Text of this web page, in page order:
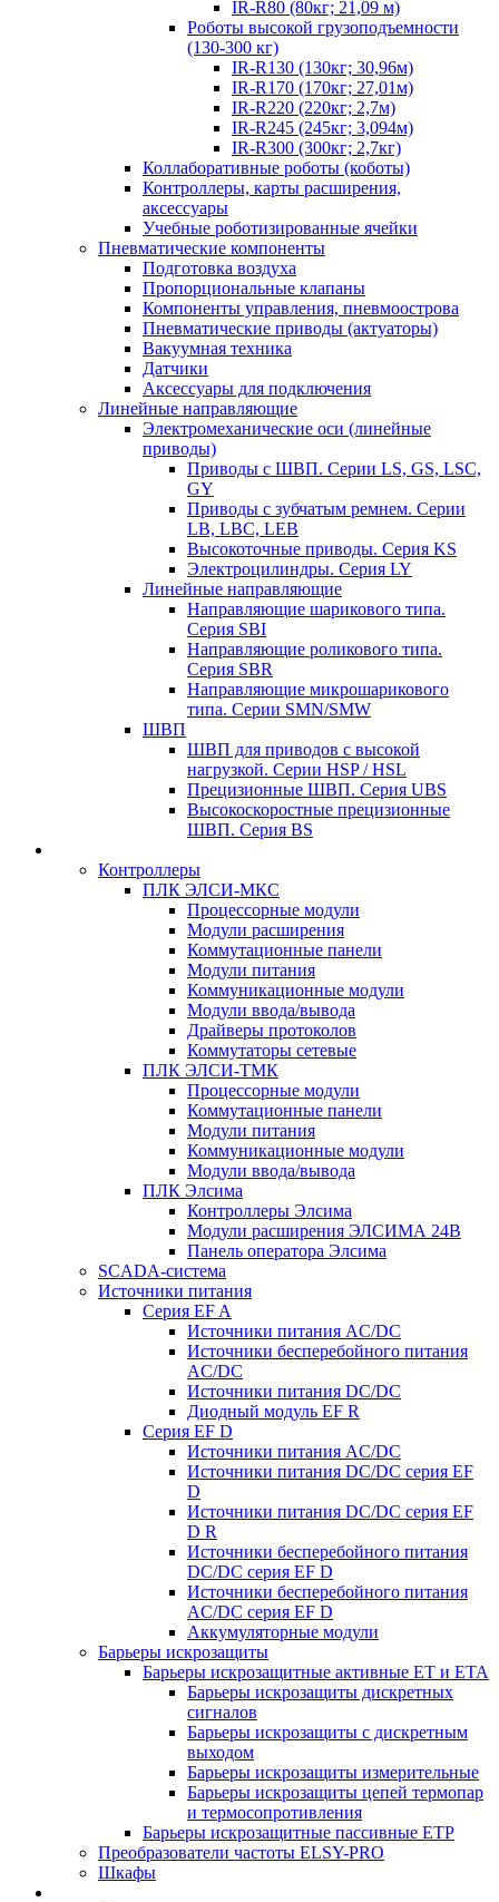
IR-R80 (80кг; 21,09 м)
Роботы высокой грузоподъемности
(130-300 кг)
IR-R130 (130кг; 30,96м)
IR-R170 (170кг; 27,01м)
IR-R220 (220кг; 2,7м)
IR-R245 (245кг; 3,094м)
IR-R300 (300кг; 2,7кг)
Коллаборативные роботы (коботы)
Контроллеры, карты расширения,
аксессуары
Учебные роботизированные ячейки
Пневматические компоненты
Подготовка воздуха
Пропорциональные клапаны
Компоненты управления, пневмоострова
Пневматические приводы (актуаторы)
Вакуумная техника
Датчики
Аксессуары для подключения
Линейные направляющие
Электромеханические оси (линейные
приводы)
Приводы с ШВП. Серии LS, GS, LSC,
GY
Приводы с зубчатым ремнем. Серии
LB, LBC, LEB
Высокоточные приводы. Серия KS
Электроцилиндры. Серия LY
Линейные направляющие
Направляющие шарикового типа.
Серия SBI
Направляющие роликового типа.
Серия SBR
Направляющие микрошарикового
типа. Серии SMN/SMW
ШВП
ШВП для приводов с высокой
нагрузкой. Серии HSP / HSL
Прецизионные ШВП. Серия UBS
Высокоскоростные прецизионные
ШВП. Серия BS
Контроллеры
ПЛК ЭЛСИ-МКС
Процессорные модули
Модули расширения
Коммутационные панели
Модули питания
Коммуникационные модули
Модули ввода/вывода
Драйверы протоколов
Коммутаторы сетевые
ПЛК ЭЛСИ-ТМК
Процессорные модули
Коммутационные панели
Модули питания
Коммуникационные модули
Модули ввода/вывода
ПЛК Элсима
Контроллеры Элсима
Модули расширения ЭЛСИМА 24В
Панель оператора Элсима
SCADA-система
Источники питания
Серия EF A
Источники питания AC/DC
Источники бесперебойного питания
AC/DC
Источники питания DC/DC
Диодный модуль EF R
Серия EF D
Источники питания AC/DC
Источники питания DC/DC серия EF
D
Источники питания DC/DC серия EF
D R
Источники бесперебойного питания
DC/DC серия EF D
Источники бесперебойного питания
AC/DC серия EF D
Аккумуляторные модули
Барьеры искрозащиты
Барьеры искрозащитные активные ET и ETA
Барьеры искрозащиты дискретных
сигналов
Барьеры искрозащиты с дискретным
выходом
Барьеры искрозащиты измерительные
Барьеры искрозащиты цепей термопар
и термосопротивления
Барьеры искрозащитные пассивные ЕТР
Преобразователи частоты ELSY-PRO
Шкафы